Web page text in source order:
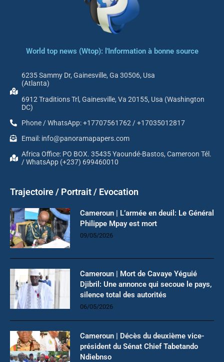
World top news (Wtop): l'Information à bonne source
6235 Sammy Dr, Gainesville, Ga 30506, Usa
(Atlanta)
6912 Traditions Trl, Gainesville, Va 20155, Usa (Washington
DC)
Phone / WhatsApp: +17707561762 / +17035012817
Email: info@panoramapapers.com
Africa Office: PO BOX. 35435 Yaoundé-Bastos, Cameroon Tél.
/ WhatsApp (+237) 699460010
Trajectoire / Portrait / Evocation
Cameroun | L’armée en deuil: Le Général
Philippe Mpay est mort
09/05/2026
Cameroun | Mort de Cavaye Yéguié
Djibril: Une annonce qui secoue le pays,
silence total des autorités
06/05/2026
Cameroun | Décès du deuxième vice-
président du Sénat Chief Tabetando
Ndiebnso